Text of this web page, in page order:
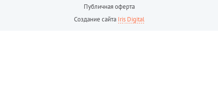
Публичная оферта
Создание сайта Iris Digital